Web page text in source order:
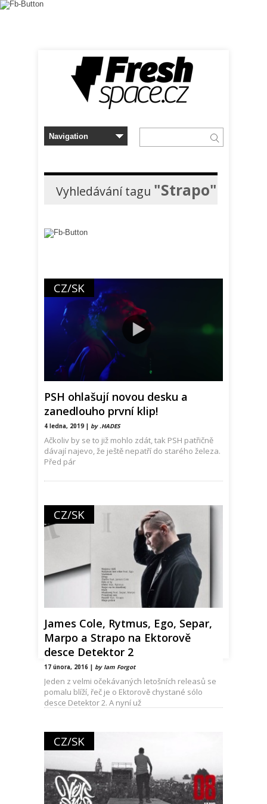
Vyhledávání tagu "Strapo"
CZ/SK
PSH ohlašují novou desku a
zanedlouho první klip!
4 ledna, 2019 | by .HADES
Ačkoliv by se to již mohlo zdát, tak PSH patřičně
dávají najevo, že ještě nepatří do starého železa.
Před pár
CZ/SK
James Cole, Rytmus, Ego, Separ,
Marpo a Strapo na Ektorově
desce Detektor 2
17 února, 2016 | by Iam Forgot
Jeden z velmi očekávaných letošních releasů se
pomalu blíží, řeč je o Ektorově chystané sólo
desce Detektor 2. A nyní už
CZ/SK